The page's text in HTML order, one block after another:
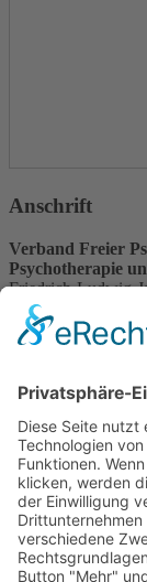
Anschrift
Verband Freier
Psychotherapie
Friedrich-Ludwig-
31582 Nienburg/
Service-Team
05021-8650320
Diese E-Mail-
muss JavaScript
Wir sind